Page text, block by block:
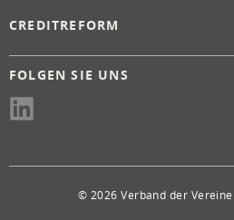
CREDITREFORM
FOLGEN SIE UNS
© 2026 Verband der